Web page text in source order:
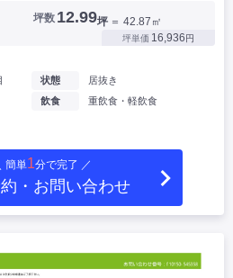
坪数 12.99坪 ＝ 42.87㎡
坪単価 16,936円
状態
居抜き
飲食
重飲食・軽飲食
簡単1分で完了 ／
・お問い合わせ